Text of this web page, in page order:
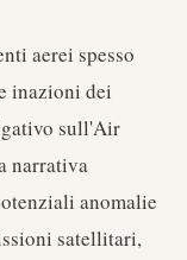
aerei spesso
inazioni dei
sull'Air
narrativa
anomalie
satellitari,